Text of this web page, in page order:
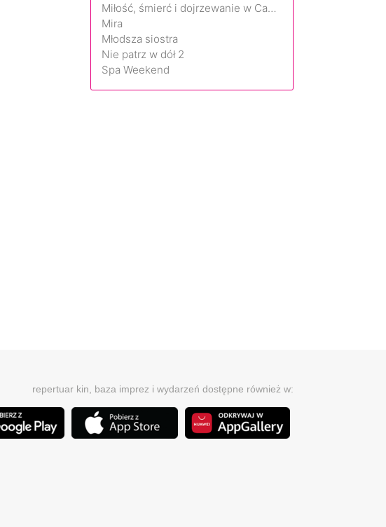
Miłość, śmierć i dojrzewanie w Camp Miasma
Mira
Młodsza siostra
Nie patrz w dół 2
Spa Weekend
repertuar kin, baza imprez i wydarzeń dostępne również w: